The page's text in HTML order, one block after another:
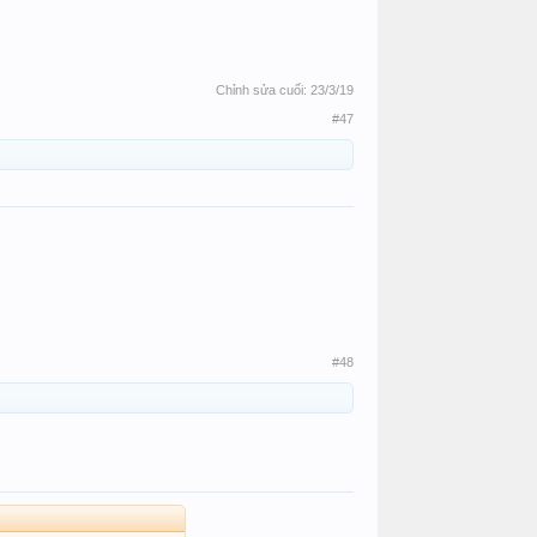
Chỉnh sửa cuối: 23/3/19
#47
#48